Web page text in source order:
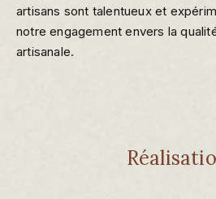
artisans sont talentueux et
notre engagement envers la
artisanale.